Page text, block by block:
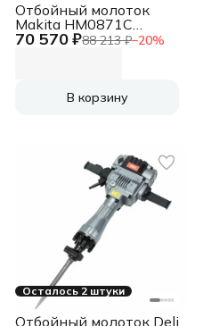
70 570 ₽88 213 ₽−20%
Отбойный молоток
Makita HM0871C
1100Вт 1100-2650уд/
В корзину
Осталось 2 штуки
Отбойный молоток Deli